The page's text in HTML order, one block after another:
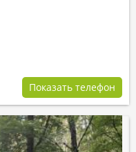
Показать телефон